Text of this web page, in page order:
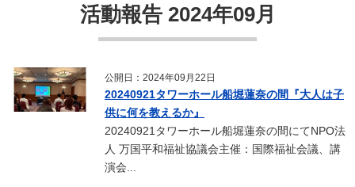
活動報告 2024年09月
公開日：2024年09月22日
20240921タワーホール船堀蓮奈の間『大人は子
供に何を教えるか』
20240921タワーホール船堀蓮奈の間にてNPO法
人 万国平和福祉協議会主催：国際福祉会議、講
演会...